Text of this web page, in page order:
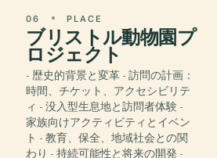
06 PLACE
ブリストル動物園プ
ロジェクト
- 歴史的背景と変革 - 訪問の計画：
時間、チケット、アクセシビリテ
ィ - 没入型生息地と訪問者体験 -
家族向けアクティビティとイベン
ト - 教育、保全、地域社会との関
わり - 持続可能性と将来の開発 -